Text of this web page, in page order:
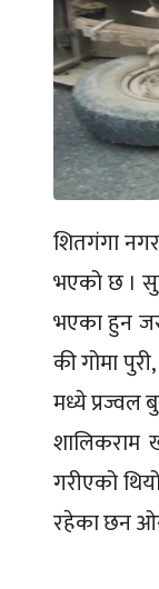
शितगंगा
भएको छ ।
भएका हुन
की गोमा
मध्ये प्रज्वल
शालिकराम
गरीएको
रहेका छन